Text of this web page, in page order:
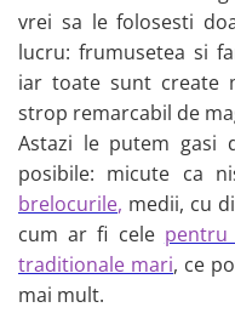
vrei sa le folosesti
lucru: frumusetea si
iar toate sunt create
strop remarcabil de
Astazi le putem gasi
posibile: micute ca
brelocurile, medii, cu
cum ar fi cele pentru
traditionale mari, ce
mai mult.